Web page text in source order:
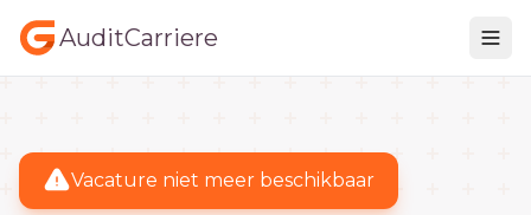
AuditCarriere
Vacature niet meer beschikbaar